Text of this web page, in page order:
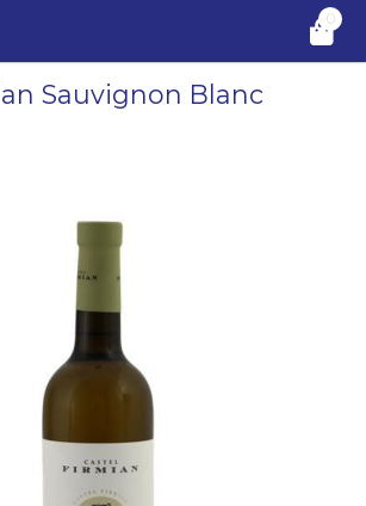
0
Sauvignon Blanc